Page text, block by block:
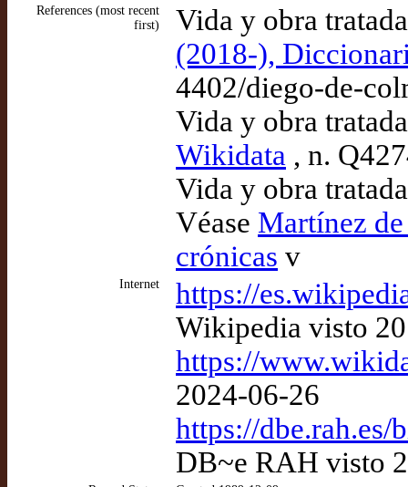
References (most recent
first)
Vida y obra
(2018-),
4402/diego-de-
Vida y obra
Wikidata , n.
Vida y obra
Véase Martínez
crónicas v
Internet
https://
Wikipedia visto
https://
2024-06-26
https://dbe.rah.es/
DB~e RAH visto